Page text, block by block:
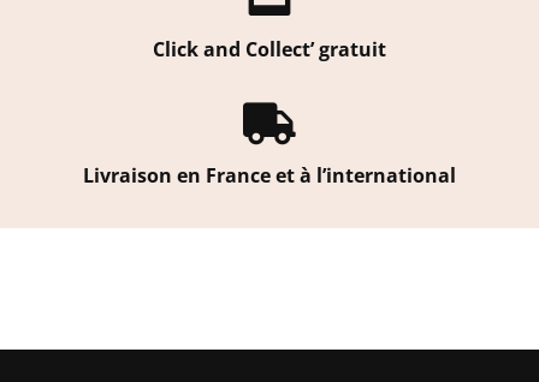
Click and Collect’ gratuit

Livraison en France et à l’international